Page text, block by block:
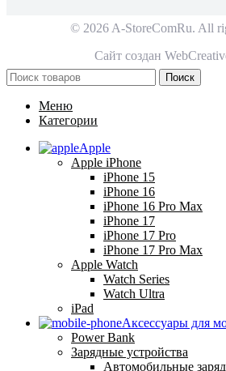
© 2026 A-StoreComRu. All
Сайт создан
Поиск
Меню
Категории
Apple
Apple iPhone
iPhone 15
iPhone 16
iPhone 16 Pro Max
iPhone 17
iPhone 17 Pro
iPhone 17 Pro Max
Apple Watch
Watch Series
Watch Ultra
iPad
Аксессуары для
Power Bank
Зарядные устройства
Автомобильные